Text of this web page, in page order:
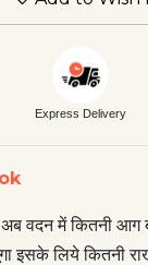
Express Delivery
अब वदन में कितनी
इसके लिये कितनी